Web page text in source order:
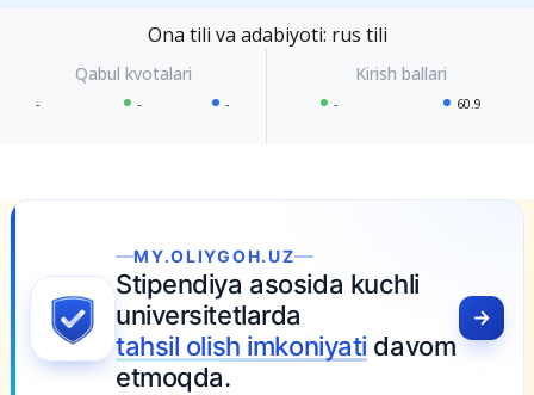
Ona tili va adabiyoti: rus tili
- - - - 60.9
MY.OLIYGOH.UZ
Stipendiya asosida kuchli
universitetlarda
tahsil olish imkoniyati davom
etmoqda.